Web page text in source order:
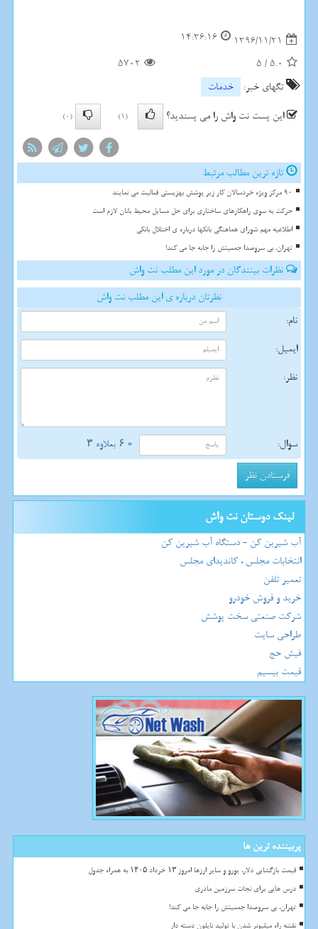
1396/11/21
14:36:16
5.0
/
5
5702
تگهای خبر:
خدمات
این پست نت واش را می پسندید؟
(1)
(0)
تازه ترین مطالب مرتبط
90 مرکز ویژه خردسالان کار زیر پوشش بهزیستی فعالیت می نمایند
حرکت به سوی راهکارهای ساختاری برای حل مسایل محیط بانان لازم است
اطلاعیه مهم شورای هماهنگی بانکها درباره ی اختلال بانکی
تهران، بی سروصدا جمعیتش را جابه جا می کند!
نظرات بینندگان در مورد این مطلب نت واش
نظرتان درباره ی این مطلب نت واش
نام:
ایمیل:
نظر:
سوال: = ۶ بعلاوه ۳
لینک دوستان نت واش
آب شیرین کن - دستگاه آب شیرین کن
انتخابات مجلس ، کاندیدای مجلس
تعمیر تلفن
خرید و فروش خودرو
شرکت صنعتی سخت پوشش
طراحی سایت
فیش حج
قیمت بیسیم
پربیننده ترین ها
قیمت بازگشایی دلار، یورو و سایر ارزها امروز ۱۳ خرداد ۱۴۰۵ به همراه جدول
درس هایی برای نجات سرزمین مادری
تهران، بی سروصدا جمعیتش را جابه جا می کند!
نقشه راه میلیونر شدن با تولید نایلون دسته دار